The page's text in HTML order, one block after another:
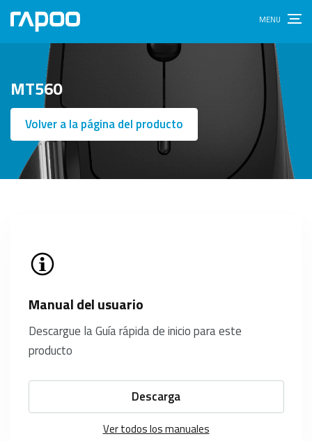
MT560
Volver a la página del producto
Manual del usuario
Descargue la Guía rápida de inicio para este
producto
Descarga
Ver todos los manuales